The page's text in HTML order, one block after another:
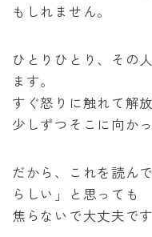
もしれません。
ひとりひとり、その
ます。
すぐ怒りに触れて解
少しずつそこに向か
だから、これを読ん
らしい」と思っても
焦らないで大丈夫です